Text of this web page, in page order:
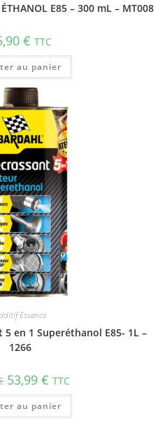
ÉTHANOL E85 – 300 mL – MT008
€ TTC
au panier
Essence
5 en 1 Superéthanol E85- 1L –
1266
53,99€ TTC
au panier